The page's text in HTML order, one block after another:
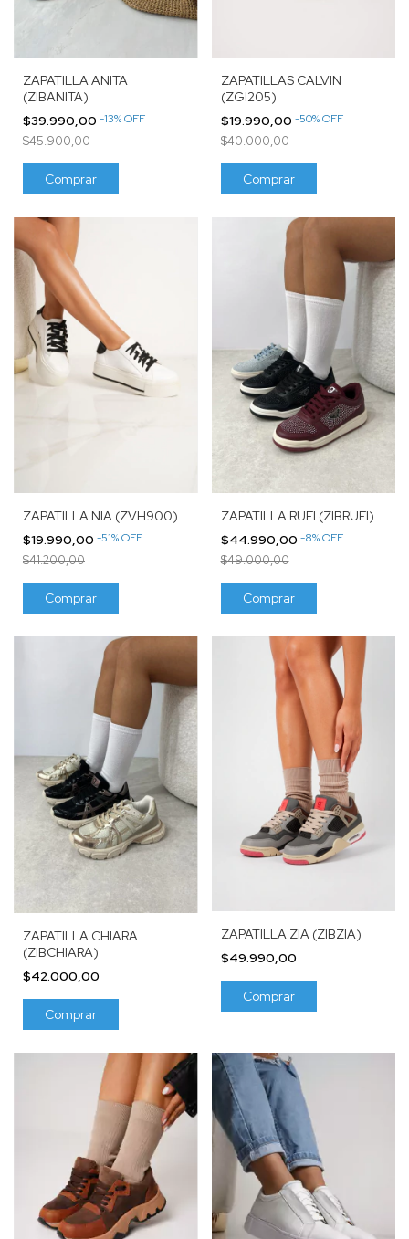
ZAPATILLA ANITA
(ZIBANITA)
$39.990,00 -13%OFF
$45.900,00
Comprar
ZAPATILLAS CALVIN
(ZGI205)
$19.990,00 -50%OFF
$40.000,00
Comprar
ZAPATILLA NIA (ZVH900)
$19.990,00 -51%OFF
$41.200,00
Comprar
ZAPATILLA RUFI (ZIBRUFI)
$44.990,00 -8%OFF
$49.000,00
Comprar
ZAPATILLA CHIARA
(ZIBCHIARA)
$42.000,00
Comprar
ZAPATILLA ZIA (ZIBZIA)
$49.990,00
Comprar